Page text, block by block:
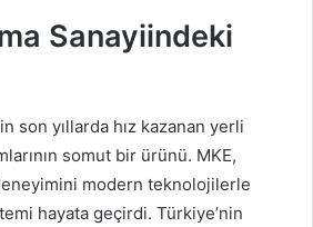
Sanayiindeki
son yıllarda hız kazanan yerli
somut bir ürünü. MKE,
modern teknolojilerle
hayata geçirdi. Türkiye’nin